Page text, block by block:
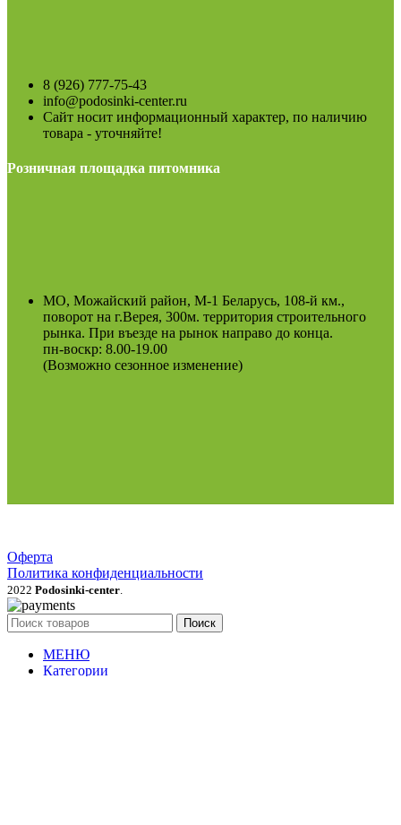
8 (926) 777-75-43
info@podosinki-center.ru
Сайт носит информационный характер, по наличию
товара - уточняйте!
Розничная площадка питомника
МО, Можайский район, М-1 Беларусь, 108-й км.,
поворот на г.Верея, 300м. территория строительного
рынка. При въезде на рынок направо до конца.
пн-воскр: 8.00-19.00
(Возможно сезонное изменение)
Оферта
Политика конфиденциальности
2022 Podosinki-center.
Поиск
МЕНЮ
Категории